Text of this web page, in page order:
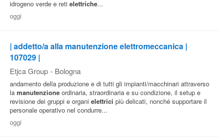
idrogeno verde e reti elettriche...
oggi
| addetto/a alla manutenzione elettromeccanica |
107029 |
Etjca Group - Bologna
andamento della produzione e di tutti gli impianti/macchinari attraverso
la manutenzione ordinaria, straordinaria e su condizione, il setup e
revisione dei gruppi e organi elettrici più delicati, nonché supportare il
personale operativo nel condurre...
oggi